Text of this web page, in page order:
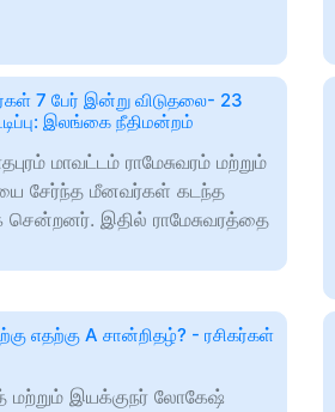
7 பேர் இன்று விடுதலை- 23
இலங்கை நீதிமன்றம்
மாவட்டம் ராமேசுவரம் மற்றும்
சேர்ந்த மீனவர்கள் கடந்த
சென்றனர். இதில் ராமேசுவரத்தை
எதற்கு A சான்றிதழ்? - ரசிகர்கள்
மற்றும் இயக்குநர் லோகேஷ்